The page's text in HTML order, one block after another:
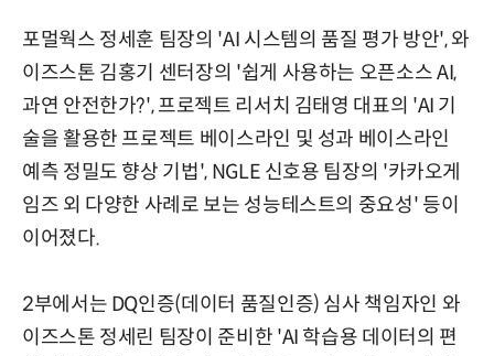
포멀웍스 정세훈 팀장의 'AI 시스템의 품질 평가 방안', 와
이즈스톤 김홍기 센터장의 '쉽게 사용하는 오픈소스 AI,
과연 안전한가?', 프로젝트 리서치 김태영 대표의 'AI 기
술을 활용한 프로젝트 베이스라인 및 성과 베이스라인
예측 정밀도 향상 기법', NGLE 신호용 팀장의 '카카오게
임즈 외 다양한 사례로 보는 성능테스트의 중요성' 등이
이어졌다.
2부에서는 DQ인증(데이터 품질인증) 심사 책임자인 와
이즈스톤 정세린 팀장이 준비한 'AI 학습용 데이터의 편